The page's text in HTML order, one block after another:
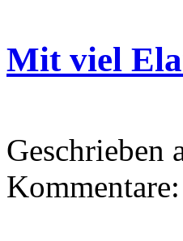
Mit viel
Geschrieben
Kommentare: